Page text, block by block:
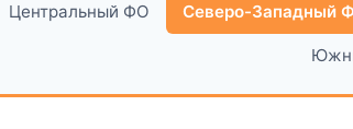
Центральный ФО Северо-Западный